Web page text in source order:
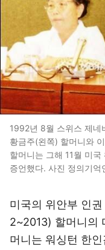
1992년 8월 스위스 제네
황금주(왼쪽) 할머니와
할머니는 그해 11월 미국
증언했다. 사진 정의기억
미국의 위안부 인
2~2013) 할머니의
머니는 워싱턴 한인